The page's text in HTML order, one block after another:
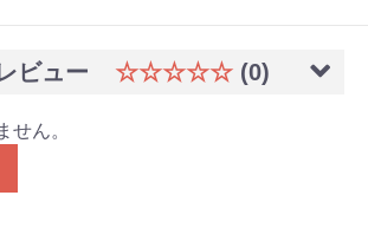
ビュー ☆☆☆☆☆ (0)
せん。